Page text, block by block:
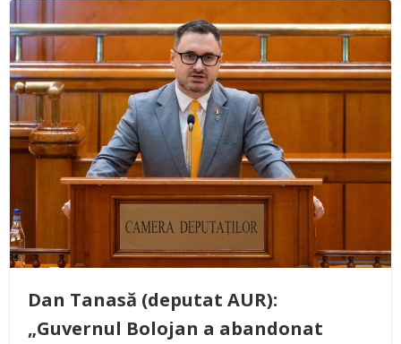
Dan Tanasă (deputat AUR):
„Guvernul Bolojan a abandonat